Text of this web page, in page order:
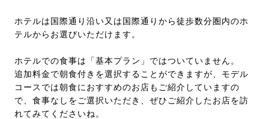
ホテルは国際通り沿い又は国際通りから徒歩数分圏内のホ
テルからお選びいただけます。
ホテルでの食事は「基本プラン」ではついていません。
追加料金で朝食付きを選択することができますが、モデル
コースでは朝食におすすめのお店もご紹介していますの
で、食事なしをご選択いただき、ぜひご紹介したお店を訪
れてみてくださいね。